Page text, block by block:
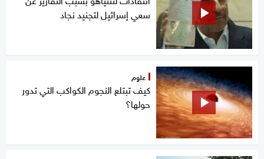
سعي إسرائيل لتجنيد نجاد
علوم
كيف تبتلع النجوم الكواكب التي تدور
حولها؟